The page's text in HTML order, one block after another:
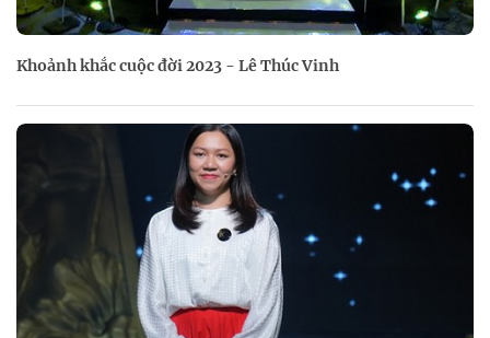
Khoảnh khắc cuộc đời 2023 - Lê Thúc Vinh